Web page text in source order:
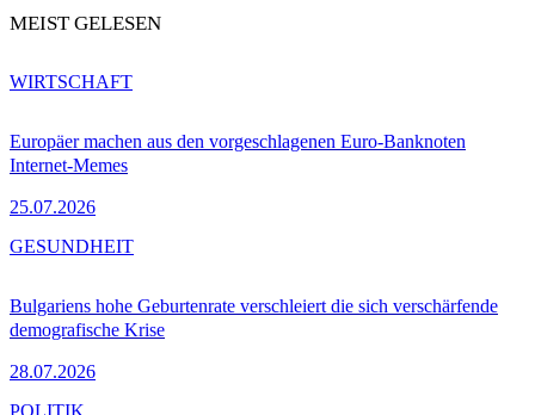
MEIST GELESEN
Europäer machen aus den vorgeschlagenen Euro-Banknoten
Internet-Memes
25.07.2026
WIRTSCHAFT
Bulgariens hohe Geburtenrate verschleiert die sich verschärfende
demografische Krise
28.07.2026
GESUNDHEIT
POLITIK